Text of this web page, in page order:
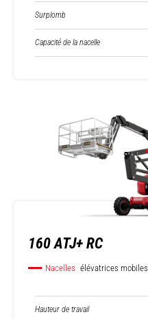
Surplomb
Capacité de la nacelle
160 ATJ+ RC
Nacelles élévatrices mobiles
Hauteur de travail